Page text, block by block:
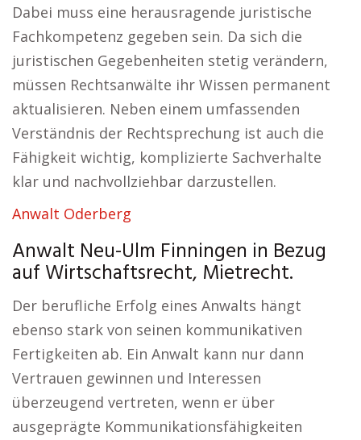
Dabei muss eine herausragende juristische
Fachkompetenz gegeben sein. Da sich die
juristischen Gegebenheiten stetig verändern,
müssen Rechtsanwälte ihr Wissen permanent
aktualisieren. Neben einem umfassenden
Verständnis der Rechtsprechung ist auch die
Fähigkeit wichtig, komplizierte Sachverhalte
klar und nachvollziehbar darzustellen.
Anwalt Oderberg
Anwalt Neu-Ulm Finningen in Bezug
auf Wirtschaftsrecht, Mietrecht.
Der berufliche Erfolg eines Anwalts hängt
ebenso stark von seinen kommunikativen
Fertigkeiten ab. Ein Anwalt kann nur dann
Vertrauen gewinnen und Interessen
überzeugend vertreten, wenn er über
ausgeprägte Kommunikationsfähigkeiten